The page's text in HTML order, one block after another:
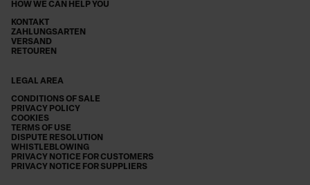
HOW WE CAN HELP YOU
KONTAKT
ZAHLUNGSARTEN
VERSAND
RETOUREN
LEGAL AREA
CONDITIONS OF SALE
PRIVACY POLICY
COOKIES
TERMS OF USE
DISPUTE RESOLUTION
WHISTLEBLOWING
PRIVACY NOTICE FOR CUSTOMERS
PRIVACY NOTICE FOR SUPPLIERS